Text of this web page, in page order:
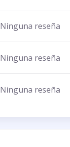
Ninguna reseña
Ninguna reseña
Ninguna reseña